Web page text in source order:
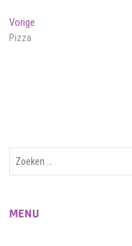
Bericht
navigatie
Vorige
Pizza
MENU